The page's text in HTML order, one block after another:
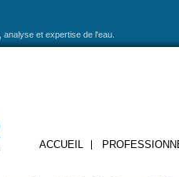
analyse et expertise de l'eau.
ACCUEIL